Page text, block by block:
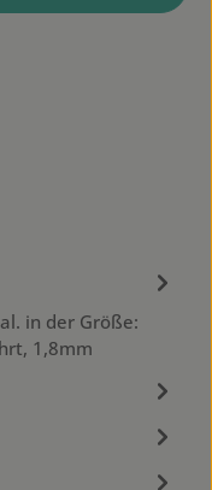
in der Größe:
1,8mm